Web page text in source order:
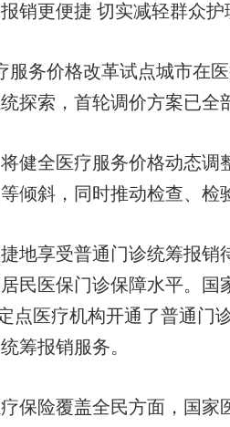
销更便捷 切实减轻群众护
务价格改革试点城市在医
探索，首轮调价方案已全
全医疗服务价格动态调
倾斜，同时推动检查、检
享受普通门诊统筹报销
民医保门诊保障水平。
点医疗机构开通了普通门
筹报销服务。
险覆盖全民方面，国家